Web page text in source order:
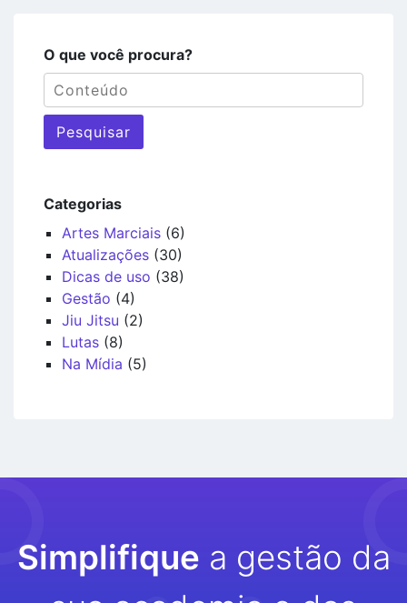
O que você procura?
Pesquisar
Categorias
Artes Marciais (6)
Atualizações (30)
Dicas de uso (38)
Gestão (4)
Jiu Jitsu (2)
Lutas (8)
Na Mídia (5)
Simplifique a gestão da